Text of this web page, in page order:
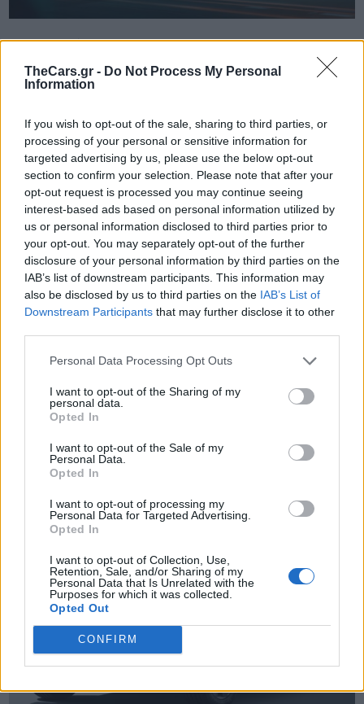
TheCars.gr - Do Not Process My Personal
Information
If you wish to opt-out of the sale, sharing to third parties, or
processing of your personal or sensitive information for
targeted advertising by us, please use the below opt-out
section to confirm your selection. Please note that after your
opt-out request is processed you may continue seeing
interest-based ads based on personal information utilized by
us or personal information disclosed to third parties prior to
your opt-out. You may separately opt-out of the further
disclosure of your personal information by third parties on the
IAB’s list of downstream participants. This information may
also be disclosed by us to third parties on the IAB’s List of
Downstream Participants that may further disclose it to other
Personal Data Processing Opt Outs
I want to opt-out of the Sharing of my
personal data.
Opted In
I want to opt-out of the Sale of my
Personal Data.
Opted In
I want to opt-out of processing my
Personal Data for Targeted Advertising.
Opted In
I want to opt-out of Collection, Use,
Retention, Sale, and/or Sharing of my
Personal Data that Is Unrelated with the
Purposes for which it was collected.
Opted Out
CONFIRM
TheCars.gr|19/02/2026 18:00
Δοκιμάζουμε το οικογενειακό
ηλεκτρικό Omoda 5
TheCars.gr|16/02/2026 20:00
T-Roc